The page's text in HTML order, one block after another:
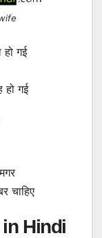
गई
हो गई
चाहिए
Hindi